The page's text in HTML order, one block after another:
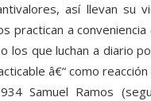
así llevan su
practican a conveniencia
los que luchan a diario
â€“ como
Samuel Ramos